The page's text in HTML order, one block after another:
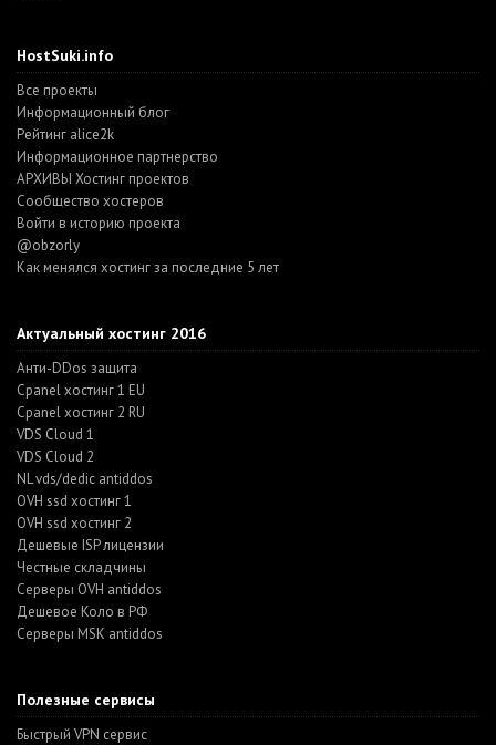
HostSuki.info
Все проекты
Информационный блог
Рейтинг alice2k
Информационное партнерство
АРХИВЫ Хостинг проектов
Cообщество хостеров
Войти в историю проекта
@obzorly
Как менялся хостинг за последние 5 лет
Актуальный хостинг 2016
Анти-DDos защита
Cpanel хостинг 1 EU
Cpanel хостинг 2 RU
VDS Cloud 1
VDS Cloud 2
NL vds/dedic antiddos
OVH ssd хостинг 1
OVH ssd хостинг 2
Дешевые ISP лицензии
Честные складчины
Серверы OVH antiddos
Дешевое Коло в РФ
Серверы MSK antiddos
Полезные сервисы
Быстрый VPN сервис